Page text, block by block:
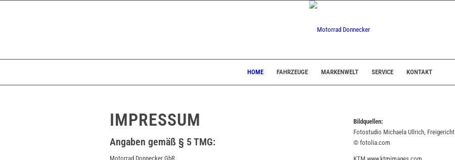
HOME FAHRZEUGE MARKENWELT SERVICE KONTAKT
IMPRESSUM
Angaben gemäß § 5 TMG:
Motorrad Donnecker GbR
Bildquellen:
Fotostudio Michaela Ullrich, Freigericht
© fotolia.com